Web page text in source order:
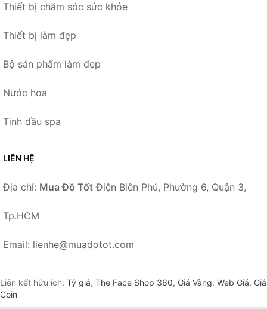
Thiết bị chăm sóc sức khỏe
Thiết bị làm đẹp
Bộ sản phẩm làm đẹp
Nước hoa
Tinh dầu spa
LIÊN HỆ
Địa chỉ: Mua Đồ Tốt Điện Biên Phủ, Phường 6, Quận 3,
Tp.HCM
Email: lienhe@muadotot.com
Liên kết hữu ích: Tỷ giá, The Face Shop 360, Giá Vàng, Web Giá, Giá
Coin